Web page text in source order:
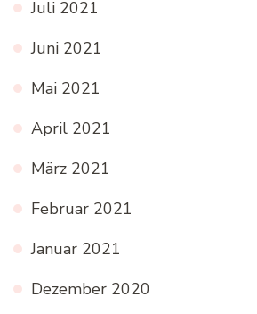
Juli 2021
Juni 2021
Mai 2021
April 2021
März 2021
Februar 2021
Januar 2021
Dezember 2020